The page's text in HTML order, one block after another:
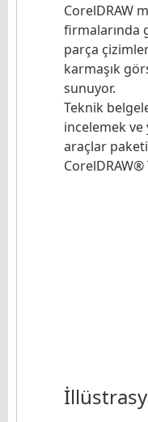
CorelDRAW
firmalarında
parça
karmaşık
sunuyor.
Teknik
incelemek ve
araçlar
CorelDRAW®